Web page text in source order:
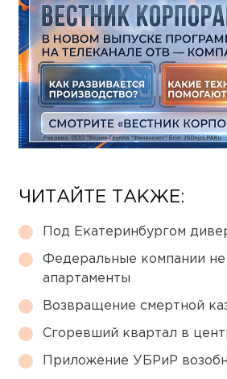
ЧИТАЙТЕ ТАКЖЕ:
Под Екатеринбургом
Федеральные компании не
апартаменты
Возвращение смертной
Сгоревший квартал в
Приложение УБРиР